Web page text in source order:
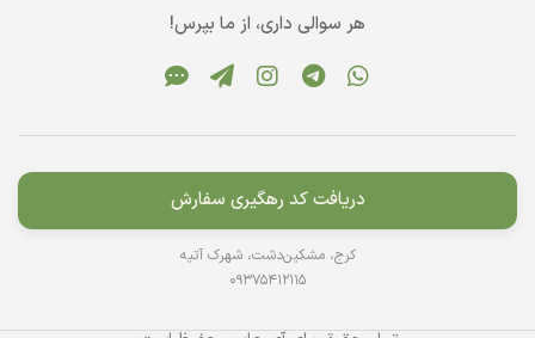
هر سوالی داری، از ما بپرس!
دریافت کد رهگیری سفارش
کرج، مشکین‌دشت، شهرک آتیه
09375412115